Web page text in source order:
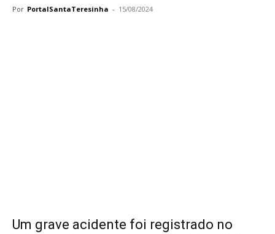
Por PortalSantaTeresinha - 15/08/2024
Um grave acidente foi registrado no